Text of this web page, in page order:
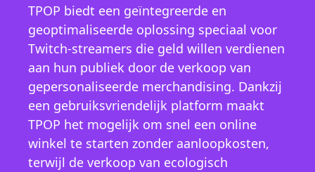
TPOP biedt een geïntegreerde en
geoptimaliseerde oplossing speciaal voor
Twitch-streamers die geld willen verdienen
aan hun publiek door de verkoop van
gepersonaliseerde merchandising. Dankzij
een gebruiksvriendelijk platform maakt
TPOP het mogelijk om snel een online
winkel te starten zonder aanloopkosten,
terwijl de verkoop van ecologisch